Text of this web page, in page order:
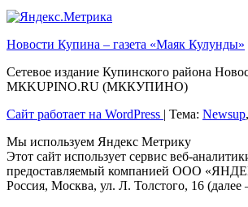
Новости Купина – газета «Маяк Кулунды»
Сетевое издание Купинского района
МКKUPINO.RU (МККУПИНО)
Сайт работает на WordPress
Тема: Newsup
Мы используем Яндекс Метрику
Этот сайт использует сервис веб-
предоставляемый компанией ООО
Россия, Москва, ул. Л. Толстого, 16